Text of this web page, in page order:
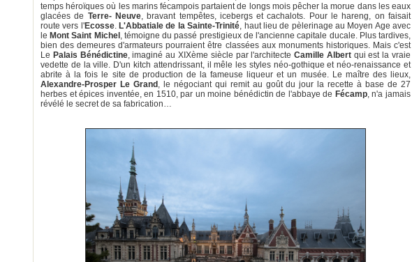
temps héroïques où les marins fécampois partaient de longs mois pêcher la morue dans les eaux
glacées de Terre- Neuve, bravant tempêtes, icebergs et cachalots. Pour le hareng, on faisait
route vers l'Ecosse. L'Abbatiale de la Sainte-Trinité, haut lieu de pèlerinage au Moyen Age avec
le Mont Saint Michel , témoigne du passé prestigieux de l'ancienne capitale ducale. Plus tardives,
bien des demeures d'armateurs pourraient être classées aux monuments historiques. Mais c'est
Le Palais Bénédictine, imaginé au XIXème siècle par l'architecteCamille Albert qui est la vraie
vedette de la ville. D'un kitch attendrissant, il mêle les styles néo-gothique et néo-renaissance et
abrite à la fois le site de production de la fameuse liqueur et un musée. Le maître des lieux,
Alexandre-Prosper Le Grand , le négociant qui remit au goût du jour la recette à base de 27
herbes et épices inventée, en 1510, par un moine bénédictin de l'abbaye de Fécamp, n'a jamais
révélé le secret de sa fabrication…